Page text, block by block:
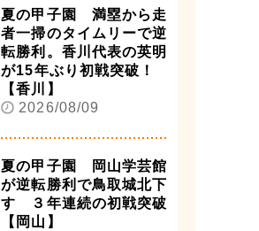
夏の甲子園 満塁から走
者一掃のタイムリーで逆
転勝利。香川代表の英明
が15年ぶり初戦突破！
【香川】
2026/08/09
夏の甲子園 岡山学芸館
が逆転勝利で鳥取城北下
す ３年連続の初戦突破
【岡山】